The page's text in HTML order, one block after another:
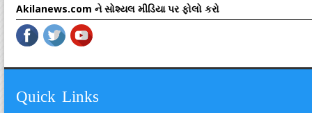
Akilanews.com ને સોશ્યલ મીડિયા પર ફોલો કરો
Quick Links